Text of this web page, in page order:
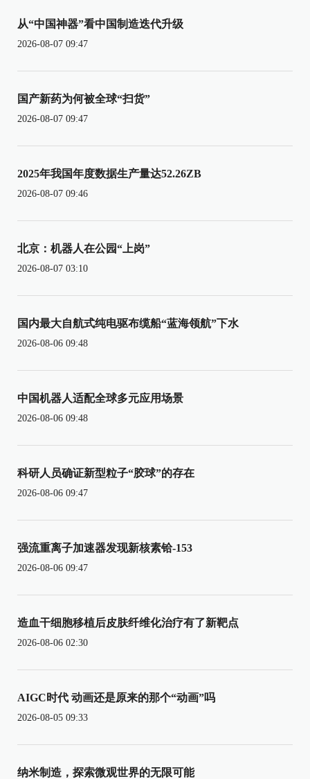
从“中国神器”看中国制造迭代升级
2026-08-07 09:47
国产新药为何被全球“扫货”
2026-08-07 09:47
2025年我国年度数据生产量达52.26ZB
2026-08-07 09:46
北京：机器人在公园“上岗”
2026-08-07 03:10
国内最大自航式纯电驱布缆船“蓝海领航”下水
2026-08-06 09:48
中国机器人适配全球多元应用场景
2026-08-06 09:48
科研人员确证新型粒子“胶球”的存在
2026-08-06 09:47
强流重离子加速器发现新核素铪-153
2026-08-06 09:47
造血干细胞移植后皮肤纤维化治疗有了新靶点
2026-08-06 02:30
AIGC时代 动画还是原来的那个“动画”吗
2026-08-05 09:33
纳米制造，探索微观世界的无限可能